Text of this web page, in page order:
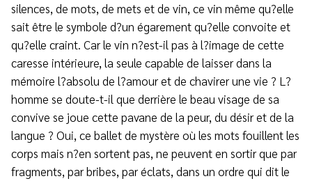
silences, de mots, de mets et de vin, ce vin même qu?elle
sait être le symbole d?un égarement qu?elle convoite et
qu?elle craint. Car le vin n?est-il pas à l?image de cette
caresse intérieure, la seule capable de laisser dans la
mémoire l?absolu de l?amour et de chavirer une vie ? L?
homme se doute-t-il que derrière le beau visage de sa
convive se joue cette pavane de la peur, du désir et de la
langue ? Oui, ce ballet de mystère où les mots fouillent les
corps mais n?en sortent pas, ne peuvent en sortir que par
fragments, par bribes, par éclats, dans un ordre qui dit le